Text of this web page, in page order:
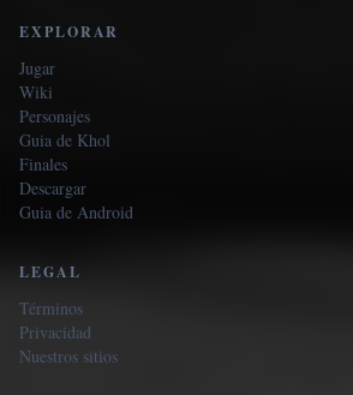
EXPLORAR
Jugar
Wiki
Personajes
Guia de Khol
Finales
Descargar
Guia de Android
LEGAL
Términos
Privacidad
Nuestros sitios